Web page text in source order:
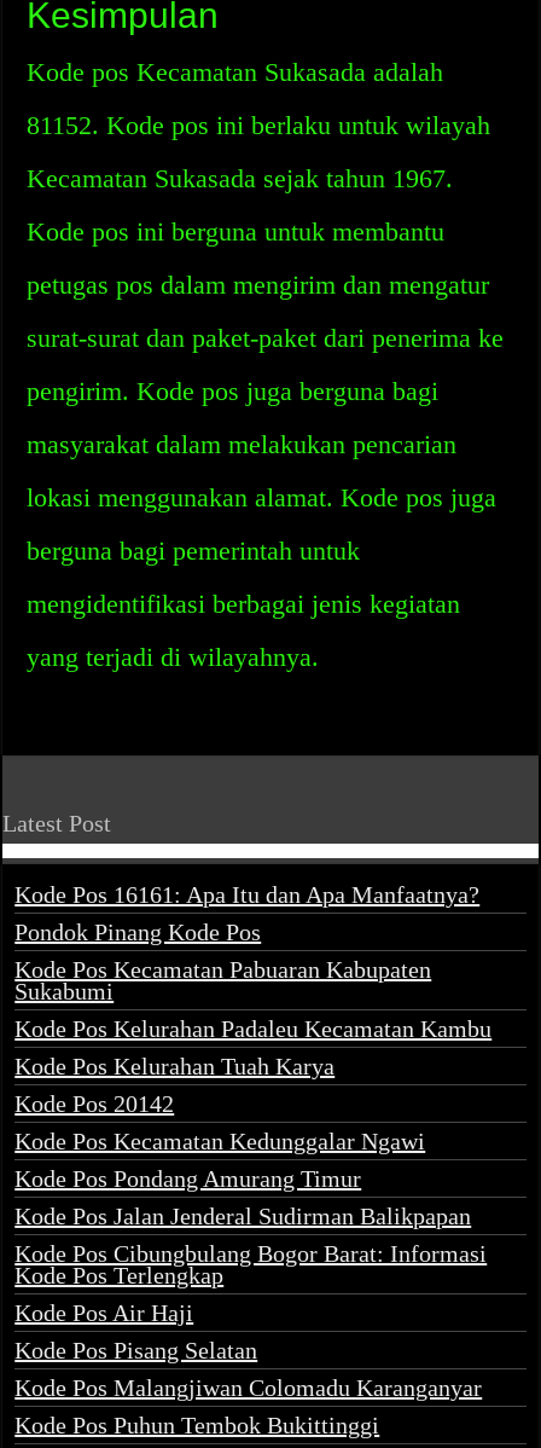
Kesimpulan
Kode pos Kecamatan Sukasada adalah
81152. Kode pos ini berlaku untuk wilayah
Kecamatan Sukasada sejak tahun 1967.
Kode pos ini berguna untuk membantu
petugas pos dalam mengirim dan mengatur
surat-surat dan paket-paket dari penerima ke
pengirim. Kode pos juga berguna bagi
masyarakat dalam melakukan pencarian
lokasi menggunakan alamat. Kode pos juga
berguna bagi pemerintah untuk
mengidentifikasi berbagai jenis kegiatan
yang terjadi di wilayahnya.
Latest Post
Kode Pos 16161: Apa Itu dan Apa Manfaatnya?
Pondok Pinang Kode Pos
Kode Pos Kecamatan Pabuaran Kabupaten
Sukabumi
Kode Pos Kelurahan Padaleu Kecamatan Kambu
Kode Pos Kelurahan Tuah Karya
Kode Pos 20142
Kode Pos Kecamatan Kedunggalar Ngawi
Kode Pos Pondang Amurang Timur
Kode Pos Jalan Jenderal Sudirman Balikpapan
Kode Pos Cibungbulang Bogor Barat: Informasi
Kode Pos Terlengkap
Kode Pos Air Haji
Kode Pos Pisang Selatan
Kode Pos Malangjiwan Colomadu Karanganyar
Kode Pos Puhun Tembok Bukittinggi